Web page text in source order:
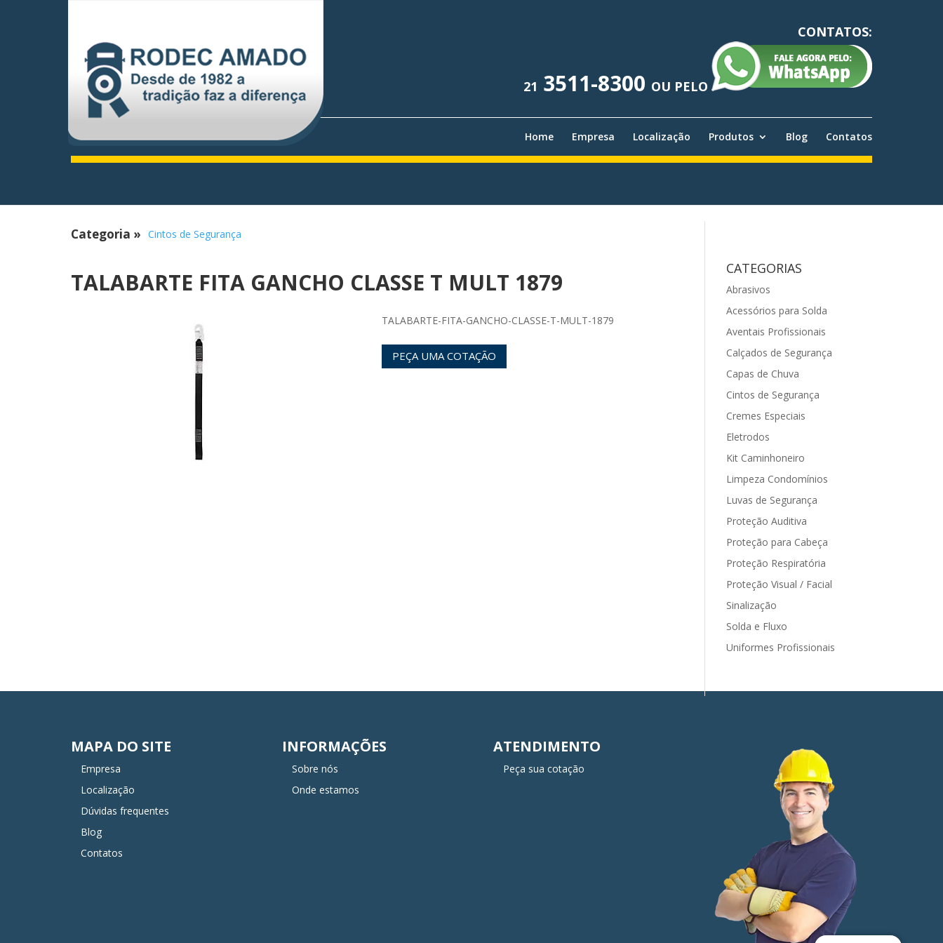
CONTATOS:
21 3511-8300 OU PELO
Home Empresa Localização Produtos Blog Contatos
Categoria » Cintos de Segurança
TALABARTE FITA GANCHO CLASSE T MULT 1879
TALABARTE-FITA-GANCHO-CLASSE-T-MULT-1879
PEÇA UMA COTAÇÃO
CATEGORIAS
Abrasivos
Acessórios para Solda
Aventais Profissionais
Calçados de Segurança
Capas de Chuva
Cintos de Segurança
Cremes Especiais
Eletrodos
Kit Caminhoneiro
Limpeza Condomínios
Luvas de Segurança
Proteção Auditiva
Proteção para Cabeça
Proteção Respiratória
Proteção Visual / Facial
Sinalização
Solda e Fluxo
Uniformes Profissionais
MAPA DO SITE
Empresa
Localização
Dúvidas frequentes
Blog
Contatos
INFORMAÇÕES
Sobre nós
Onde estamos
ATENDIMENTO
Peça sua cotação